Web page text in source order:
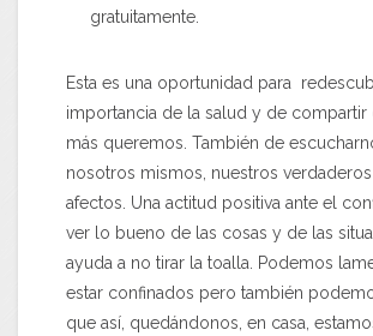
gratuitamente.
Esta es una oportunidad para
importancia de la salud y de
más queremos. También de
nosotros mismos, nuestros
afectos. Una actitud positiva ante el
ver lo bueno de las cosas y de las
ayuda a no tirar la toalla. Podemos
estar confinados pero también
que así, quedándonos, en casa,